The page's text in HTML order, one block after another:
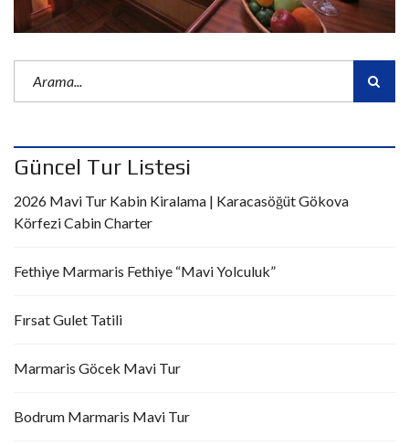
Güncel Tur Listesi
2026 Mavi Tur Kabin Kiralama | Karacasöğüt Gökova
Körfezi Cabin Charter
Fethiye Marmaris Fethiye “Mavi Yolculuk”
Fırsat Gulet Tatili
Marmaris Göcek Mavi Tur
Bodrum Marmaris Mavi Tur